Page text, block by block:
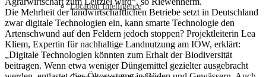
Location Intelligence
Die Mehrheit der landwirtschaftlichen Betriebe setzt in Deutschland
zwar digitale Technologien ein, kann smarte Technologie den
Artenschwund auf den Feldern jedoch stoppen? Projektleiterin Lea
Kliem, Expertin für nachhaltige Landnutzung am IÖW, erklärt:
„Digitale Technologien könnten zum Erhalt der Biodiversität
beitragen. Wenn etwa weniger Düngemittel gezielter ausgebracht